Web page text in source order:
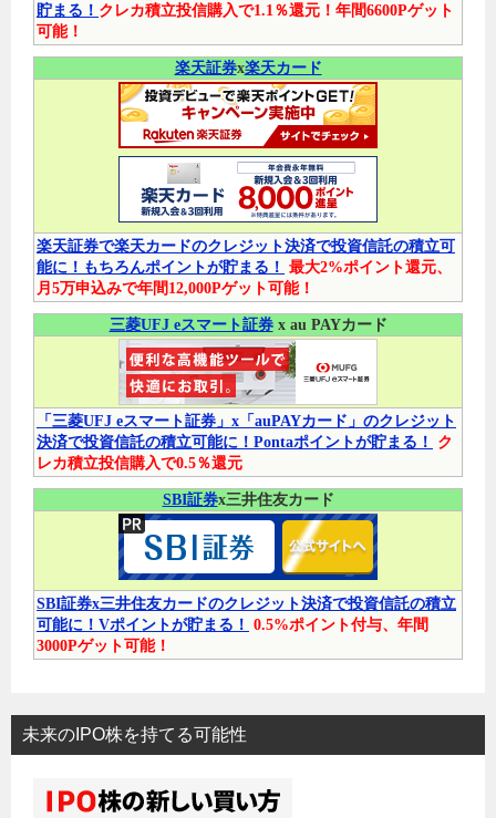
貯まる！ クレカ積立投信購入で1.1％還元！年間6600Pゲット
可能！
楽天証券x楽天カード
楽天証券で楽天カードのクレジット決済で投資信託の積立可
能に！もちろんポイントが貯まる！ 最大2%ポイント還元、
月5万申込みで年間12,000Pゲット可能！
三菱UFJ eスマート証券x au PAYカード
「三菱UFJ eスマート証券」x「auPAYカード」のクレジット
決済で投資信託の積立可能に！Pontaポイントが貯まる！
ク
レカ積立投信購入で0.5％還元
SBI証券x三井住友カード
SBI証券x三井住友カードのクレジット決済で投資信託の積立
可能に！Vポイントが貯まる！ 0.5%ポイント付与、年間
3000Pゲット可能！
未来のIPO株を持てる可能性